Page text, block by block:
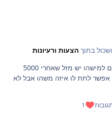
בתוך הצעות ורעיונות
גם אני מסכים אבל לדעתי אם למישהו יש מזל שאחרי 5000
אפשר לתת לו איזה משהו אבל לא
1